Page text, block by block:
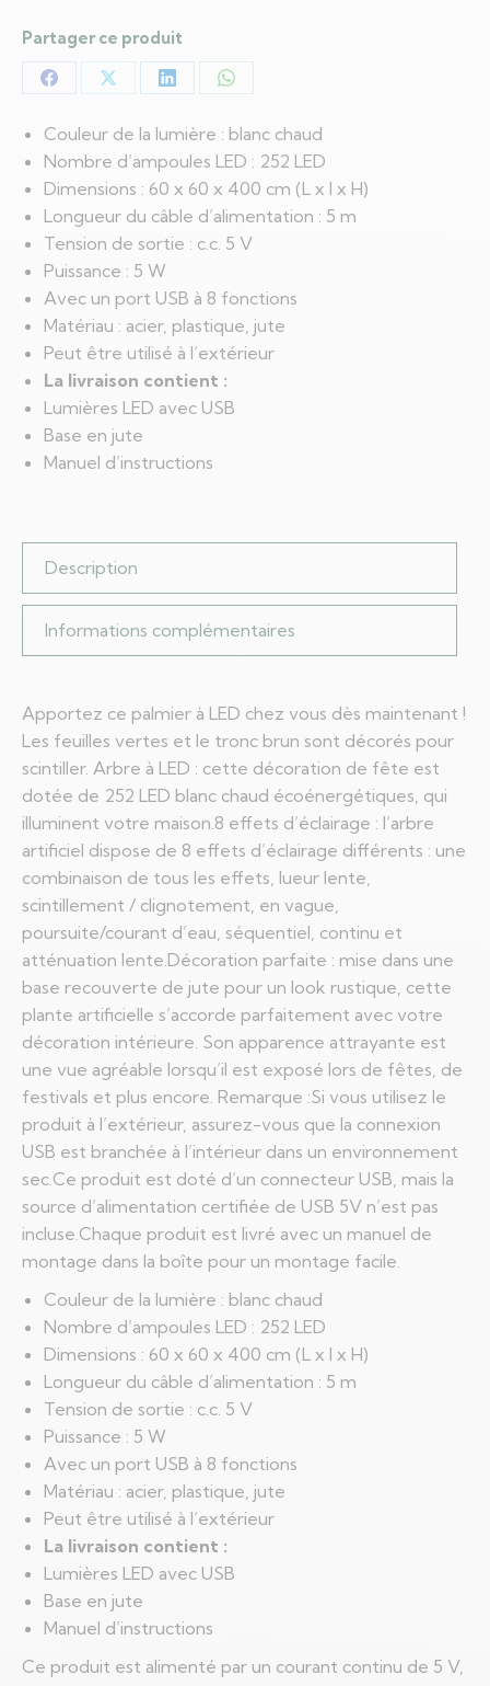
Couleur de la lumière : blanc chaud
Nombre d’ampoules LED : 252 LED
Dimensions : 60 x 60 x 400 cm (L x l x H)
Longueur du câble d’alimentation : 5 m
Tension de sortie : c.c. 5 V
Puissance : 5 W
Avec un port USB à 8 fonctions
Matériau : acier, plastique, jute
Peut être utilisé à l’extérieur
La livraison contient :
Lumières LED avec USB
Base en jute
Manuel d’instructions
Partager ce produit
Partager
sur
Facebook
Partager
sur
X
Partager
sur
LinkedIn
Partager
sur
WhatsApp
Description
Informations complémentaires
Apportez ce palmier à LED chez vous dès maintenant !
Les feuilles vertes et le tronc brun sont décorés pour
scintiller. Arbre à LED : cette décoration de fête est
dotée de 252 LED blanc chaud écoénergétiques, qui
illuminent votre maison.8 effets d’éclairage : l’arbre
artificiel dispose de 8 effets d’éclairage différents : une
combinaison de tous les effets, lueur lente,
scintillement / clignotement, en vague,
poursuite/courant d’eau, séquentiel, continu et
atténuation lente.Décoration parfaite : mise dans une
base recouverte de jute pour un look rustique, cette
plante artificielle s’accorde parfaitement avec votre
décoration intérieure. Son apparence attrayante est
une vue agréable lorsqu’il est exposé lors de fêtes, de
festivals et plus encore. Remarque :Si vous utilisez le
produit à l’extérieur, assurez-vous que la connexion
USB est branchée à l’intérieur dans un environnement
sec.Ce produit est doté d’un connecteur USB, mais la
source d’alimentation certifiée de USB 5V n’est pas
incluse.Chaque produit est livré avec un manuel de
montage dans la boîte pour un montage facile.
Couleur de la lumière : blanc chaud
Nombre d’ampoules LED : 252 LED
Dimensions : 60 x 60 x 400 cm (L x l x H)
Longueur du câble d’alimentation : 5 m
Tension de sortie : c.c. 5 V
Puissance : 5 W
Avec un port USB à 8 fonctions
Matériau : acier, plastique, jute
Peut être utilisé à l’extérieur
La livraison contient :
Lumières LED avec USB
Base en jute
Manuel d’instructions
Ce produit est alimenté par un courant continu de 5 V,